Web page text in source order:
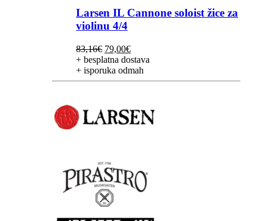
Larsen IL Cannone soloist žice za
violinu 4/4
83,16€ Izvorna
cijena
bila
je:
79,00€Trenutna
cijena
je:
79,00€.
+ besplatna dostava
+ isporuka odmah